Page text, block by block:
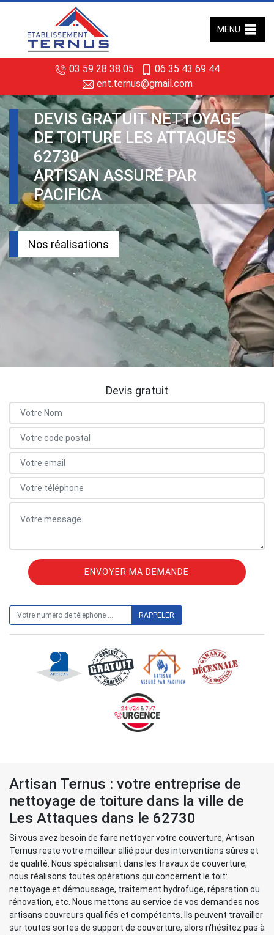
03 59 28 38 05
06 35 43 69 44
ent.ternus@gmail.com
MENU
DEVIS GRATUIT NETTOYAGE
DE TOITURE LES ATTAQUES
62730
ARTISAN ASSURÉ PAR
PACIFICA
Nos réalisations
Devis gratuit
Artisan Ternus : votre entreprise de
nettoyage de toiture dans la ville de
Les Attaques dans le 62730
Si vous avez besoin de faire nettoyer votre couverture, Artisan
Ternus reste votre meilleur allié pour des interventions sûres et
de qualité. Nous spécialisant dans les travaux de couverture,
nous réalisons toutes opérations qui concernent le toit:
nettoyage et démoussage, traitement hydrofuge, réparation ou
rénovation, etc. Nous mettons au service de vos demandes nos
artisans couvreurs qualifiés et compétents. Ils peuvent travailler
sur toutes sortes de support de couverture, alors n'hésitez pas à